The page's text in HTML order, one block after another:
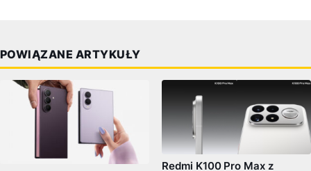
POWIĄZANE ARTYKUŁY
Redmi K100 Pro Max z